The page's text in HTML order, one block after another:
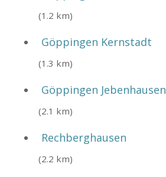
(1.2 km)
Göppingen Kernstadt
(1.3 km)
Göppingen Jebenhausen
(2.1 km)
Rechberghausen
(2.2 km)